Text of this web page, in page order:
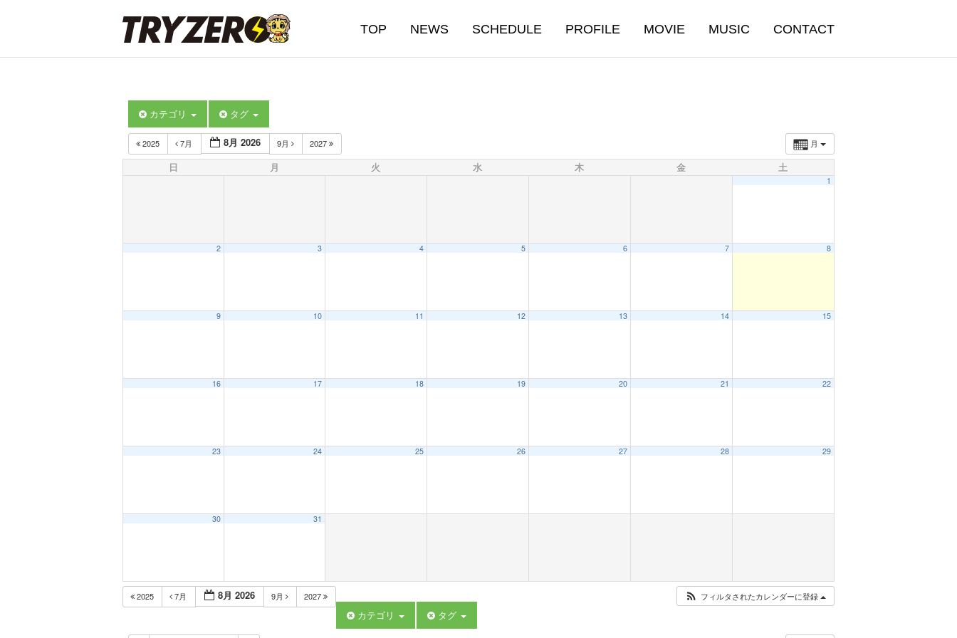
TOP NEWS SCHEDULE PROFILE MOVIE MUSIC CONTACT
カテゴリ タグ
月
2025 7月 8月 2026 9月 2027
日 月 火 水 木 金 土
1
2 3 4 5 6 7 8
9 10 11 12 13 14 15
16 17 18 19 20 21 22
23 24 25 26 27 28 29
30 31
2025 7月 8月 2026 9月 2027 フィルタされたカレンダーに登録
カテゴリ タグ